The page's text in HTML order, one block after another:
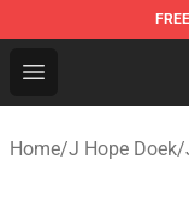
FREE
Open menu
J Hope Shop
Home/J Hope Doek/